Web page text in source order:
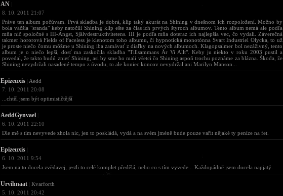
AN
8. 10. 2011 21:07
Práve ten album počúvam. Prvá skladba je dobrá, klip taký akurát na Shining v dnešnom ich rozpoložení. Možno by
bola väčšia "sranda" keby natočili Shining klip ešte za čias ich prvých štyroch albumov. Tento album nemá ale podľa
mňa nič spoločné s III-Angst, Självdestruktivitetens. III je podľa mňa doteraz ich najlepšia vec, čo vydali. Záverečná
takmer hororová Fields of Faceless je klenotom toho albumu, či hypnotická monotónna Svart Industriel Olycka, to už
je proste niečo čomu môžme u Shining iba zamávať z diaľky na nových albumoch. Klagopsalmer bol nezáživný, tento
album je o niečo lepší, dosť ma zaskočila skladba "Tillsammans Är Vi Allt". Keby ju niekto v roku 2003 pustil a
povedal, že takto budú znieť Shining, asi by sme ho mali všetci čo Shining aspoň trochu poznáme za blázna. Škoda, že
Shining nevydržali nasadené tempo z úvodu, to ale koniec koncov nevydržal ani Marilyn Manson...
Epizeuxis
Aedd
7. 10. 2011 20:08
...chtěl jsem být optimističtější
AeddGynvael
6. 10. 2011 22:10
Dle mě s tím nevyvede zhola nic, jen to poskládá, vydá a na svém jméně bude pouze vařit nějaké ty peníze na fet.
Epizeuxis
6. 10. 2011 9:54
Jsem na to docela zvědavej, jestli to celé komplet předělá, nebo co s tím vyvede... Každopádně jsem docela napjatý.
Urvihnaat
Kvarforth
5. 10. 2011 20:42